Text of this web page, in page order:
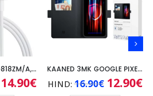
KAABEL APPLE MD818ZM/A, 1M
Algne
hind
14.90€Praegune
hind
KAANED 3MK GOOGLE PIXEL 9A, MUST
HIND:16.90€ Algne
hind
12.90€